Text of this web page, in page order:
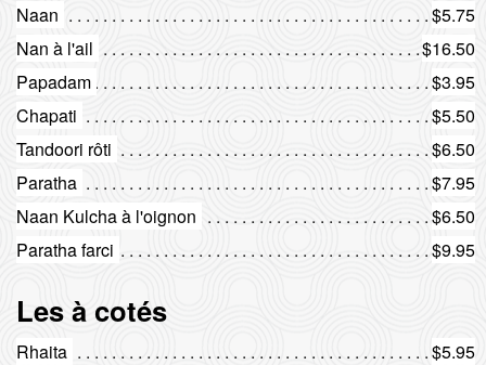
Naan
$5.75
Nan à l'ail
$16.50
Papadam
$3.95
Chapati
$5.50
Tandoori rôti
$6.50
Paratha
$7.95
Naan Kulcha à l'oignon
$6.50
Paratha farci
$9.95
Les à cotés
Rhaita
$5.95